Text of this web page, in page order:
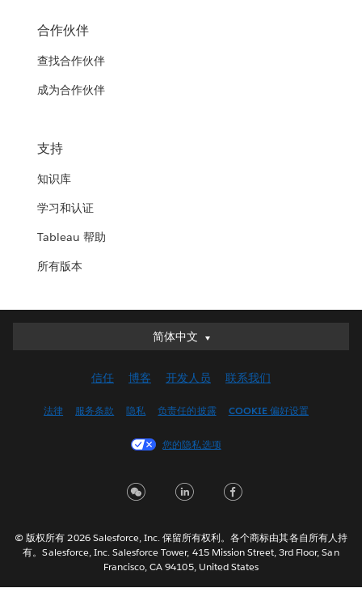
合作伙伴
查找合作伙伴
成为合作伙伴
支持
知识库
学习和认证
Tableau 帮助
所有版本
简体中文
简体中文
English (UK)
Français (Canada)
Italiano
한국어
Nederlands
信任 博客 开发人员 联系我们
法律 服务条款 隐私 负责任的披露 COOKIE 偏好设置
您的隐私选项
© 版权所有 2026 Salesforce, Inc. 保留所有权利。各个商标由其各自所有人持
有。Salesforce, Inc. Salesforce Tower, 415 Mission Street, 3rd Floor, San
Francisco, CA 94105, United States